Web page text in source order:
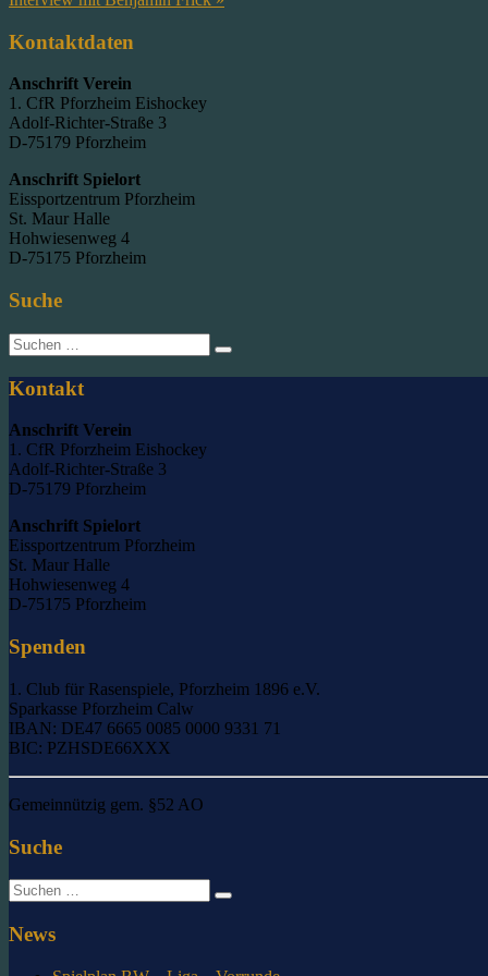
Kontaktdaten
Anschrift Verein
1. CfR Pforzheim Eishockey
Adolf-Richter-Straße 3
D-75179 Pforzheim
Anschrift Spielort
Eissportzentrum Pforzheim
St. Maur Halle
Hohwiesenweg 4
D-75175 Pforzheim
Suche
Suche
nach:
Kontakt
Anschrift Verein
1. CfR Pforzheim Eishockey
Adolf-Richter-Straße 3
D-75179 Pforzheim
Anschrift Spielort
Eissportzentrum Pforzheim
St. Maur Halle
Hohwiesenweg 4
D-75175 Pforzheim
Spenden
1. Club für Rasenspiele, Pforzheim 1896 e.V.
Sparkasse Pforzheim Calw
IBAN: DE47 6665 0085 0000 9331 71
BIC: PZHSDE66XXX
Gemeinnützig gem. §52 AO
Suche
Suche
nach:
News